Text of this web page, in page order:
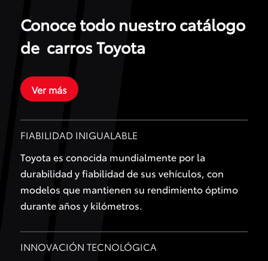
Conoce todo nuestro catálogo
de carros Toyota
Ver más
FIABILIDAD INIGUALABLE
Toyota es conocida mundialmente por la
durabilidad y fiabilidad de sus vehículos, con
modelos que mantienen su rendimiento óptimo
durante años y kilómetros.
INNOVACIÓN TECNOLÓGICA